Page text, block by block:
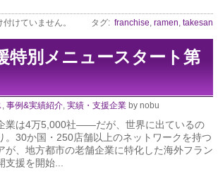
けていません。 タグ: franchise, ramen, takesan
特別メニュースタート第
, 事例&実績紹介, 実績・支援企業 by nobu
業は4万5,000社――だが、世界に出ているの
。30か国・250店舗以上のネットワークを持つ
が、地方都市の老舗企業に特化した海外フラン
支援を開始...